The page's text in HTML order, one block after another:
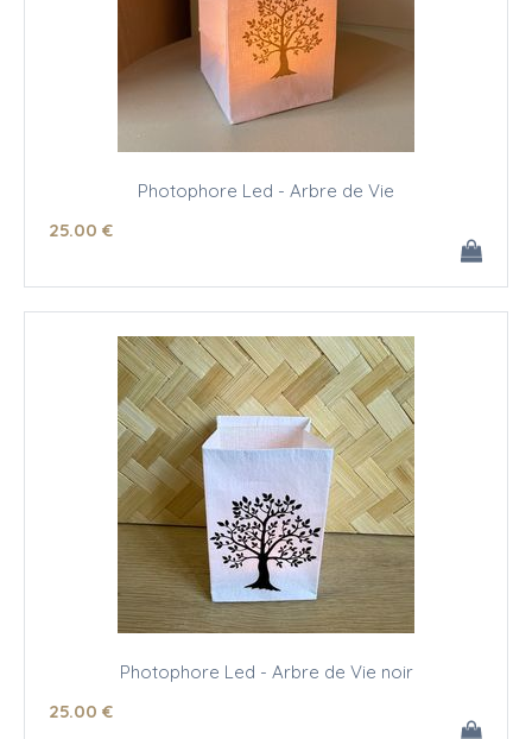
Photophore Led - Arbre de Vie
25.00 €
Photophore Led - Arbre de Vie noir
25.00 €